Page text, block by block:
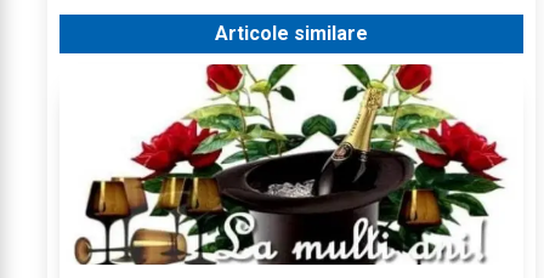
Articole similare